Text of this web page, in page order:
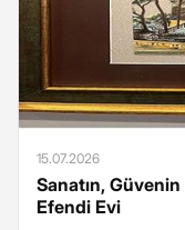
15.07.2026
Sanatın,
Efendi Evi